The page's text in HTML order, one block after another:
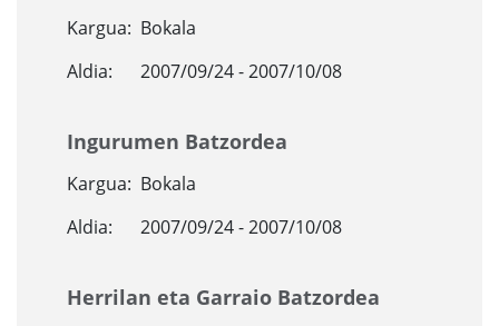
Kargua: Bokala
Aldia:
2007/09/24 - 2007/10/08
Ingurumen Batzordea
Kargua: Bokala
Aldia:
2007/09/24 - 2007/10/08
Herrilan eta Garraio Batzordea